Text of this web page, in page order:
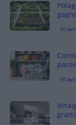
10
10